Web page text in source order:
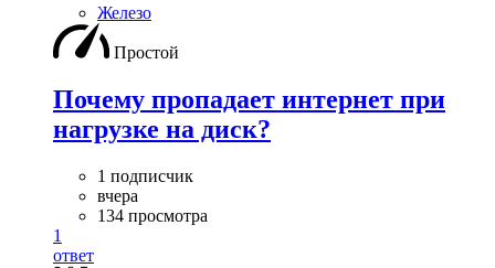
Железо
Простой
Почему пропадает интернет при
нагрузке на диск?
1 подписчик
вчера
134 просмотра
1
ответ